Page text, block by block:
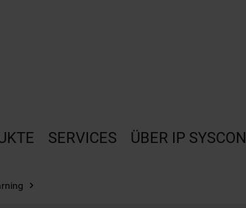
SERVICES ÜBER IP SYSCON